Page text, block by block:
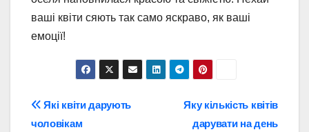
ваші квіти сяють так само яскраво, як ваші
емоції!
Навігація
Яку кількість квітів
дарувати на день
Які квіти дарують
чоловікам